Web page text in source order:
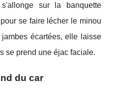
sur la banquette
se faire lécher le minou
écartées, elle laisse
se prend une éjac faciale.
du car